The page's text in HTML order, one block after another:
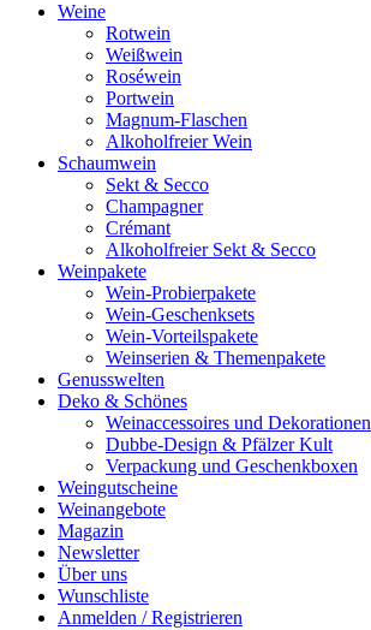
Weine
Rotwein
Weißwein
Roséwein
Portwein
Magnum-Flaschen
Alkoholfreier Wein
Schaumwein
Sekt & Secco
Champagner
Crémant
Alkoholfreier Sekt & Secco
Weinpakete
Wein-Probierpakete
Wein-Geschenksets
Wein-Vorteilspakete
Weinserien & Themenpakete
Genusswelten
Deko & Schönes
Weinaccessoires und Dekorationen
Dubbe-Design & Pfälzer Kult
Verpackung und Geschenkboxen
Weingutscheine
Weinangebote
Magazin
Newsletter
Über uns
Wunschliste
Anmelden / Registrieren